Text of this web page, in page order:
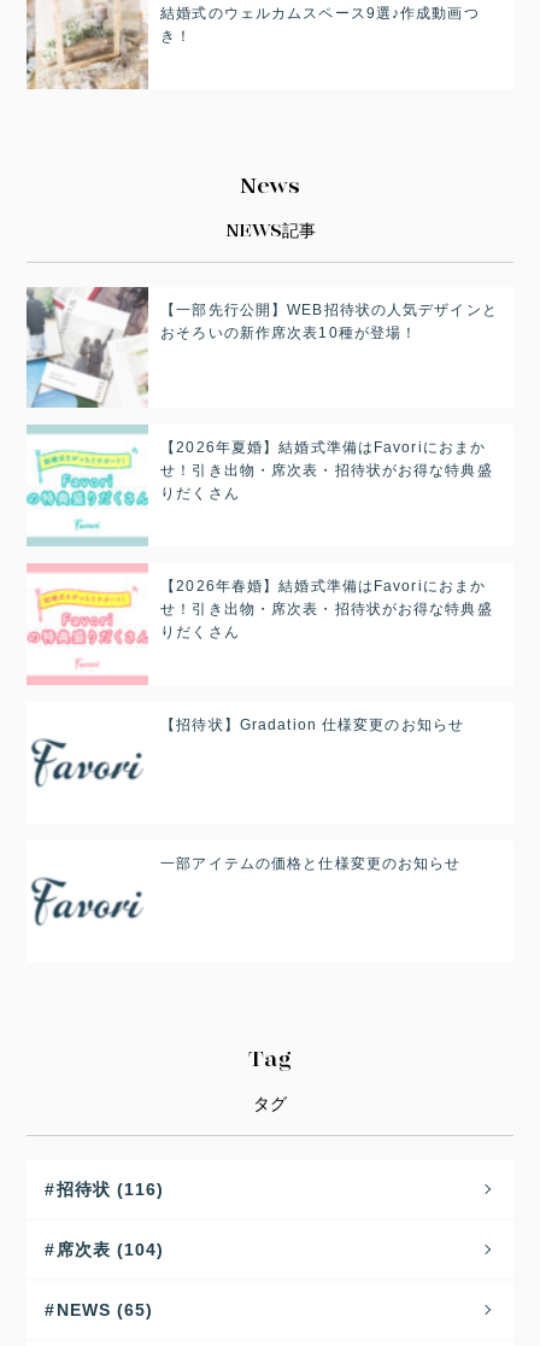
結婚式のウェルカムスペース9選♪作成動画つ
き！
News
NEWS記事
【一部先行公開】WEB招待状の人気デザインと
おそろいの新作席次表10種が登場！
【2026年夏婚】結婚式準備はFavoriにおまか
せ！引き出物・席次表・招待状がお得な特典盛
りだくさん
【2026年春婚】結婚式準備はFavoriにおまか
せ！引き出物・席次表・招待状がお得な特典盛
りだくさん
【招待状】Gradation 仕様変更のお知らせ
一部アイテムの価格と仕様変更のお知らせ
Tag
タグ
招待状 (116)
席次表 (104)
NEWS (65)